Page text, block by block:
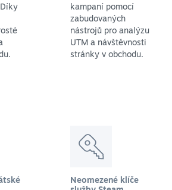
kampaní pomocí
zabudovaných
nástrojů pro analýzu
UTM a návštěvnosti
stránky v obchodu.
Neomezené klíče